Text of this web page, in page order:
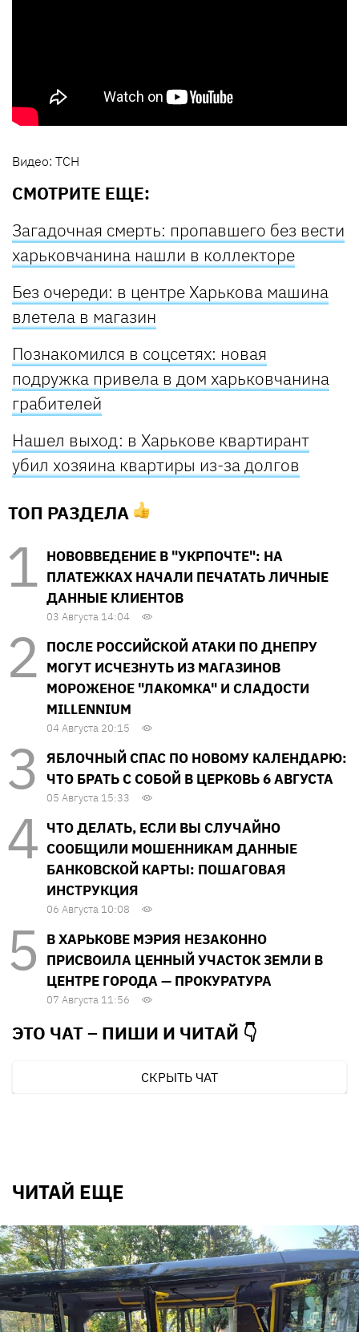
Видео: ТСН
СМОТРИТЕ ЕЩЕ:
Загадочная смерть: пропавшего без вести
харьковчанина нашли в коллекторе
Без очереди: в центре Харькова машина
влетела в магазин
Познакомился в соцсетях: новая
подружка привела в дом харьковчанина
грабителей
Нашел выход: в Харькове квартирант
убил хозяина квартиры из-за долгов
ТОП РАЗДЕЛА
НОВОВВЕДЕНИЕ В "УКРПОЧТЕ": НА
ПЛАТЕЖКАХ НАЧАЛИ ПЕЧАТАТЬ ЛИЧНЫЕ
ДАННЫЕ КЛИЕНТОВ
03 Августа 14:04
ПОСЛЕ РОССИЙСКОЙ АТАКИ ПО ДНЕПРУ
МОГУТ ИСЧЕЗНУТЬ ИЗ МАГАЗИНОВ
МОРОЖЕНОЕ "ЛАКОМКА" И СЛАДОСТИ
MILLENNIUM
04 Августа 20:15
ЯБЛОЧНЫЙ СПАС ПО НОВОМУ КАЛЕНДАРЮ:
ЧТО БРАТЬ С СОБОЙ В ЦЕРКОВЬ 6 АВГУСТА
05 Августа 15:33
ЧТО ДЕЛАТЬ, ЕСЛИ ВЫ СЛУЧАЙНО
СООБЩИЛИ МОШЕННИКАМ ДАННЫЕ
БАНКОВСКОЙ КАРТЫ: ПОШАГОВАЯ
ИНСТРУКЦИЯ
06 Августа 10:08
В ХАРЬКОВЕ МЭРИЯ НЕЗАКОННО
ПРИСВОИЛА ЦЕННЫЙ УЧАСТОК ЗЕМЛИ В
ЦЕНТРЕ ГОРОДА — ПРОКУРАТУРА
07 Августа 11:56
ЭТО ЧАТ – ПИШИ И ЧИТАЙ 👇
СКРЫТЬ ЧАТ
ЧИТАЙ ЕЩЕ